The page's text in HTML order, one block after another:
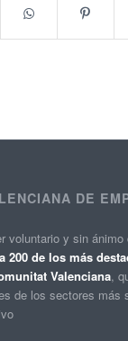
DE
voluntario y sin ánimo
200 de los más
Valenciana,
de los sectores más